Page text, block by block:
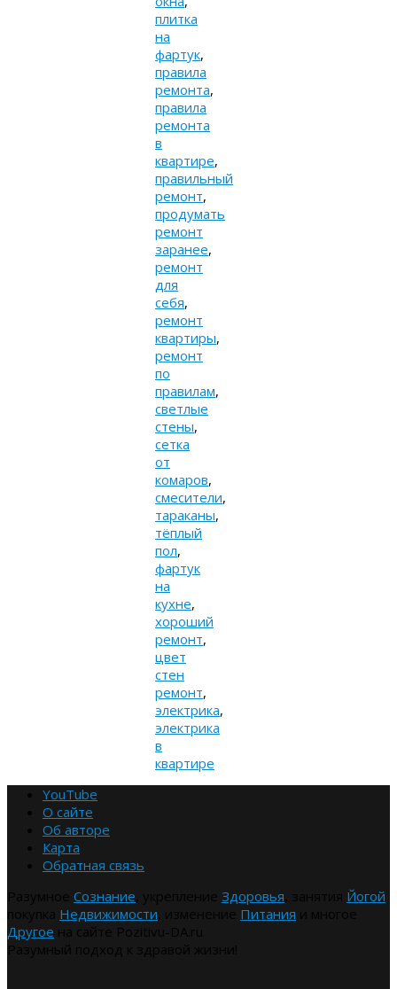
плитка
на
фартук,
правила
ремонта,
правила
ремонта
в
квартире,
правильный
ремонт,
продумать
ремонт
заранее,
ремонт
для
себя,
ремонт
квартиры,
ремонт
по
правилам,
светлые
стены,
сетка
от
комаров,
смесители,
тараканы,
тёплый
пол,
фартук
на
кухне,
хороший
ремонт,
цвет
стен
ремонт,
электрика,
электрика
в
квартире
YouTube
О сайте
Об авторе
Карта
Обратная связь
Сознание Здоровья
Йогой
Недвижимости Питания
Другое